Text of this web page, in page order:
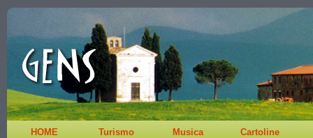
HOME Turismo Musica Cartoline